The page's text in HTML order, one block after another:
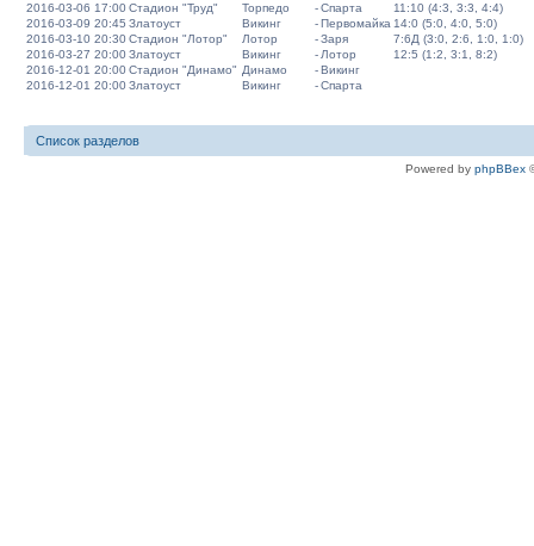
2016-03-06 17:00Стадион "Труд" Торпедо -Спарта
11:10 (4:3, 3:3, 4:4)
2016-03-09 20:45 Златоуст Викинг -Первомайка 14:0 (5:0, 4:0, 5:0)
2016-03-10 20:30Стадион "Лотор" Лотор -Заря
7:6Д (3:0, 2:6, 1:0, 1:0)
2016-03-27 20:00Златоуст Викинг - Лотор
12:5 (1:2, 3:1, 8:2)
2016-12-01 20:00Стадион "Динамо" Динамо -Викинг
2016-12-01 20:00Златоуст Викинг -Спарта
Список разделов
Powered by phpBBex